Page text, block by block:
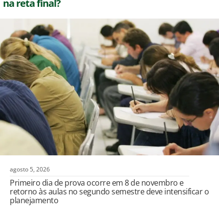
na reta final?
agosto 5, 2026
Primeiro dia de prova ocorre em 8 de novembro e
retorno às aulas no segundo semestre deve intensificar o
planejamento